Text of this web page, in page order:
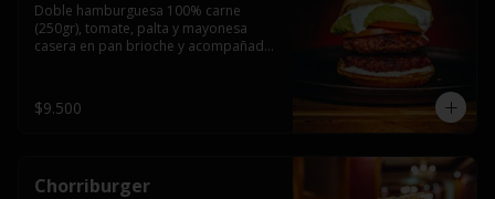
Doble hamburguesa 100% carne
(250gr), tomate, palta y mayonesa
casera en pan brioche y acompañado
$9.500
Chorriburger